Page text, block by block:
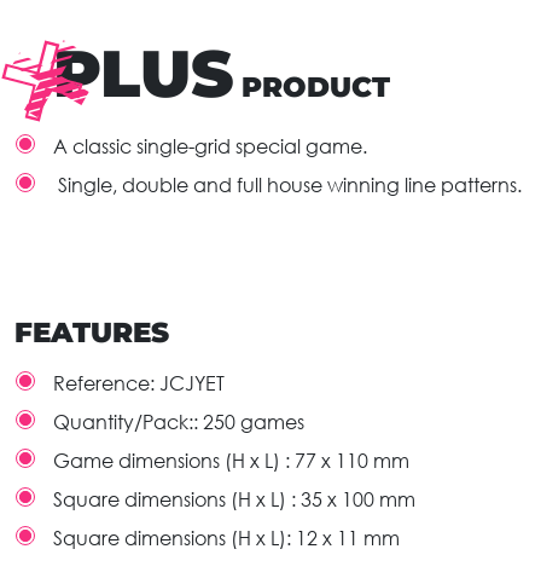
PLUS PRODUCT
A classic single-grid special game.
Single, double and full house winning line patterns.
FEATURES
Reference: JCJYET
Quantity/Pack:: 250 games
Game dimensions (H x L) : 77 x 110 mm
Square dimensions (H x L) : 35 x 100 mm
Square dimensions (H x L): 12 x 11 mm